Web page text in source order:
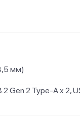
мм)
Gen 2 Type-A x 2,